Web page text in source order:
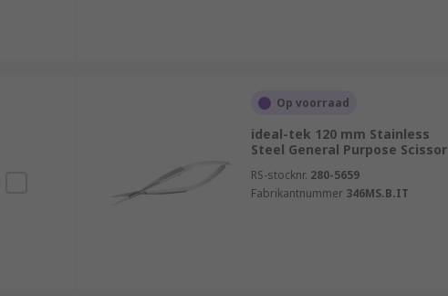
Op voorraad
ideal-tek 120 mm Stainless
Steel General Purpose Scissor
RS-stocknr. 280-5659
Fabrikantnummer 346MS.B.IT